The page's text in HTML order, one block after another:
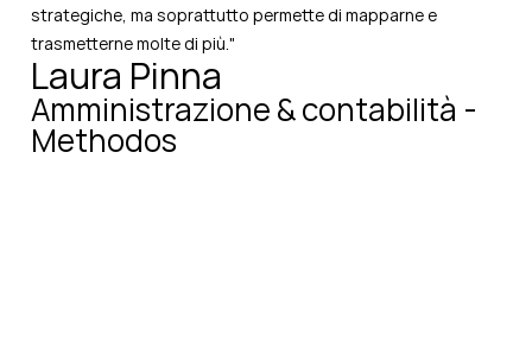
strategiche, ma soprattutto permette di mapparne e
trasmetterne molte di più."
Laura Pinna
Amministrazione & contabilità -
Methodos